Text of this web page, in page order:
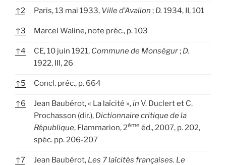
↑2 Paris, 13 mai 1933, Ville d’Avallon ; D. 1934, II, 101
↑3 Marcel Waline, note préc., p. 103
↑4 CE, 10 juin 1921, Commune de Monségur; D.
1922, III, 26
↑5 Concl. préc., p. 664
↑6 Jean Baubérot, « La laïcité »,in V. Duclert et C.
Prochasson (dir.), Dictionnaire critique de la
République, Flammarion, 2ème éd., 2007, p. 202,
spéc. pp. 206-207
↑7 Jean Baubérot, Les 7 laïcités françaises. Le